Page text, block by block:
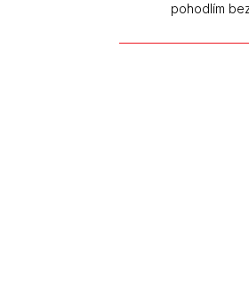
pohodlím